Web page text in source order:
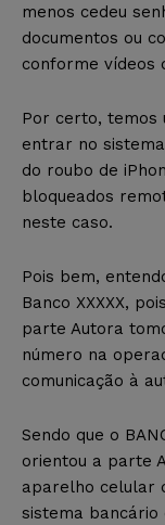
menos cedeu
documentos ou
conforme vídeos
Por certo, temos
entrar no
do roubo de
bloqueados
neste caso.
Pois bem,
Banco XXXXX,
parte Autora
número na
comunicação à
Sendo que o
orientou a parte
aparelho celular
sistema bancário